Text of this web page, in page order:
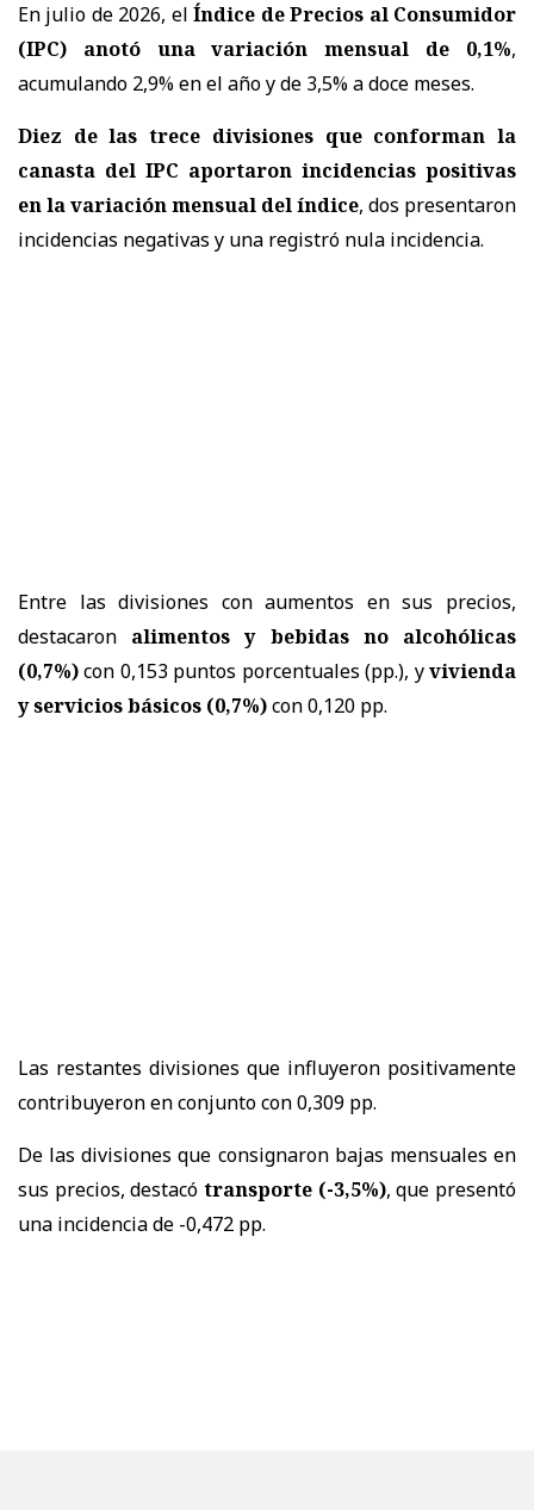
En julio de 2026, elÍndice de Precios al Consumidor
(IPC) anotó una variación mensual de 0,1%,
acumulando 2,9% en el año y de 3,5% a doce meses.
Diez de las trece divisiones que conforman la
canasta del IPC aportaron incidencias positivas
en la variación mensual del índice, dos presentaron
incidencias negativas y una registró nula incidencia.
Entre las divisiones con aumentos en sus precios,
destacaron alimentos y bebidas no alcohólicas
(0,7%)con 0,153 puntos porcentuales (pp.), yvivienda
y servicios básicos (0,7%)con 0,120 pp.
Las restantes divisiones que influyeron positivamente
contribuyeron en conjunto con 0,309 pp.
De las divisiones que consignaron bajas mensuales en
sus precios, destacó transporte (-3,5%), que presentó
una incidencia de -0,472 pp.